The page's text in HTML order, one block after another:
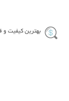
بهترین کیفیت و